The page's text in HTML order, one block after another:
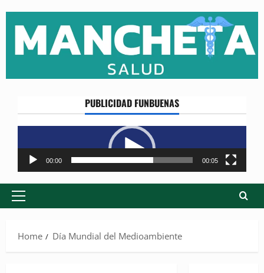
content
PUBLICIDAD FUNBUENAS
Reproductor
de
vídeo
00:00 00:05
Primary
Home
Día Mundial del Medioambiente